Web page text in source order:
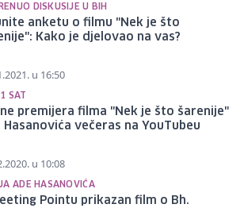
DISKUSIJE U BIH
anketu o filmu "Nek je što
Kako je djelovao na vas?
u 16:50
SAT
premijera filma "Nek je što šarenije"
Hasanovića večeras na YouTubeu
u 10:08
ADE HASANOVIĆA
Pointu prikazan film o Bh.